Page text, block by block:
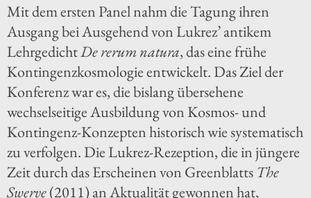
Mit dem ersten Panel nahm die Tagung ihren
Ausgang bei Ausgehend von Lukrez’ antikem
LehrgedichtDe rerum natura, das eine frühe
Kontingenzkosmologie entwickelt. Das Ziel der
Konferenz war es, die bislang übersehene
wechselseitige Ausbildung von Kosmos- und
Kontingenz-Konzepten historisch wie systematisch
zu verfolgen. Die Lukrez-Rezeption, die in jüngere
Zeit durch das Erscheinen von Greenblatts The
Swerve(2011) an Aktualität gewonnen hat,